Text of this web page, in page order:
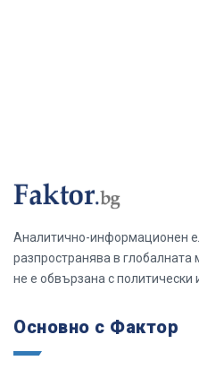
Аналитично-информационен
разпространява в
не е обвързана с политически
Основно с Фактор